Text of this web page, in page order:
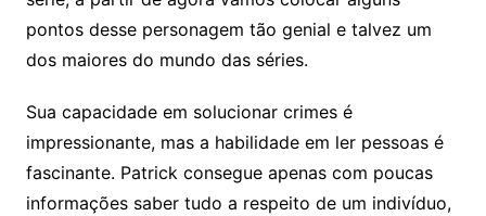
pontos desse personagem tão genial e talvez um
dos maiores do mundo das séries.
Sua capacidade em solucionar crimes é
impressionante, mas a habilidade em ler pessoas é
fascinante. Patrick consegue apenas com poucas
informações saber tudo a respeito de um indivíduo,